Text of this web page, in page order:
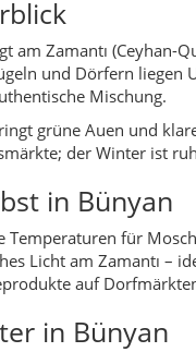
in Bünyan
Orte & klare Luft;
Stimmung in Ulu
nach
(Bünyan)
(Umgebung)–
Ufer– Brücken,
Wassermühlen–
–
&